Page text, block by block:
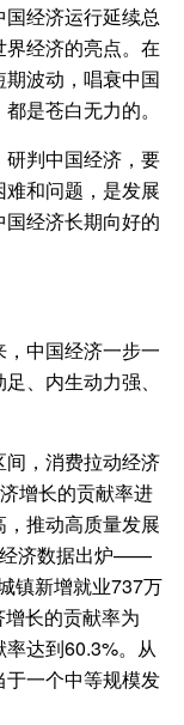
经济运行延续总
经济的亮点。在
波动，唱衰中国
是苍白无力的。
判中国经济，要
和问题，是发展
经济长期向好的
中国经济一步一
、内生动力强、
，消费拉动经济
增长的贡献率进
推动高质量发展
经济数据出炉——
镇新增就业737万
长的贡献率为
达到60.3%。从
一个中等规模发